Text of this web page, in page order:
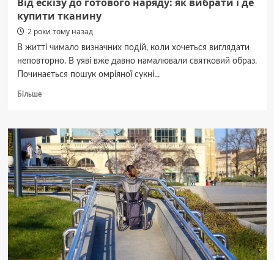
купити тканину
2 роки тому назад
В житті чимало визначних подій, коли хочеться виглядати
неповторно. В уяві вже давно намалювали святковий образ.
Починається пошук омріяної сукні...
БільшеДокладніше
ескізу
до
готового
наряду:
як
вибрати
і
де
купити
тканину